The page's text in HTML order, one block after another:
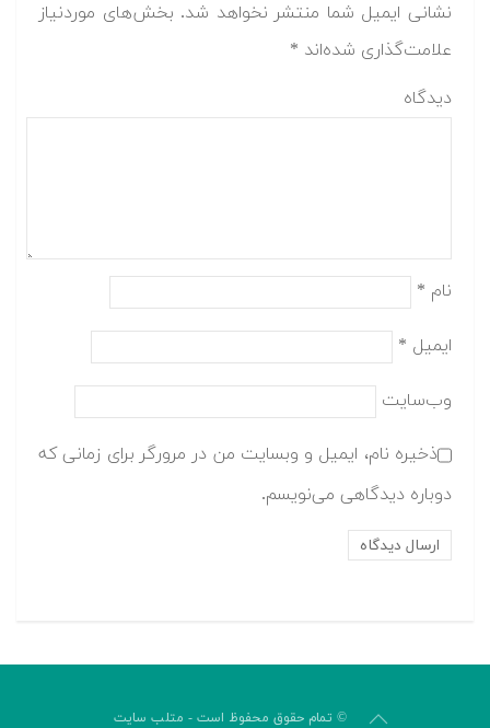
نشانی ایمیل شما منتشر نخواهد شد. بخش‌های موردنیاز
علامت‌گذاری شده‌اند *
دیدگاه
نام *
ایمیل *
وب‌سایت
ذخیره نام، ایمیل و وبسایت من در مرورگر برای زمانی که
دوباره دیدگاهی می‌نویسم.
© تمام حقوق محفوظ است - متلب سایت